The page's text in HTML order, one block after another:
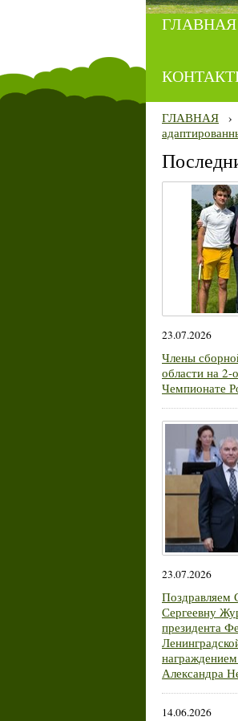
ГЛАВНАЯ
ГЛАВНАЯ ›
23.07.2026
Члены
области на
Чемпионате
23.07.2026
Поздравляем
Сергеевну
президента
Александра
14.06.2026